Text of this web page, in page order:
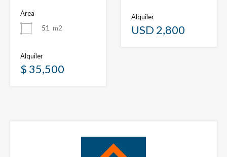
Área
51 m2
Alquiler
$ 35,500
Alquiler
USD 2,800